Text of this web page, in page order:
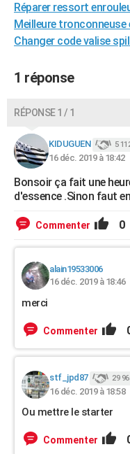
Destinations
City break
Voyage nature
Voyage de noces
Forum
Climat
+PHOTO
GUIDES D'ACHAT
BONS PLANS
Dictionnaire
Biographies
Citations
Expressions
Proverbes
PROGRAMME TV
COPAINS D'AVANT
AVIS DE DÉCÈS
Bricolage
Lifestyle
Culture
Sport
Auto
Television
Voyage
Cinema
Réparer ressort
Meilleure tronconneuse
Changer code valise
1 réponse
RÉPONSE 1 / 1
KIDUGUEN 5
16 déc. 2019 à 18:42
Bonsoir ça fait une
d'essence .Sinon faut
Commenter 0
alain19533006
16 déc. 2019 à 18:46
merci
Commenter
stf_jpd87 29
16 déc. 2019 à 18:58
Ou mettre le starter
Commenter